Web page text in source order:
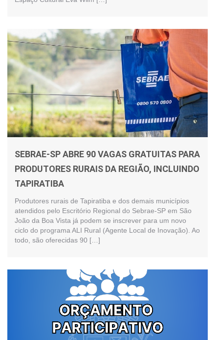
SEBRAE-SP ABRE 90 VAGAS GRATUITAS PARA
PRODUTORES RURAIS DA REGIÃO, INCLUINDO
TAPIRATIBA
Produtores rurais de Tapiratiba e dos demais municípios
atendidos pelo Escritório Regional do Sebrae-SP em São
João da Boa Vista já podem se inscrever para um novo
ciclo do programa ALI Rural (Agente Local de Inovação). Ao
todo, são oferecidas 90 […]